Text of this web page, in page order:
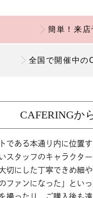
簡単！来店
全国で開催中の
CAFERINGか
である本通り内に位置
スタッフのキャラクタ
切にした丁寧できめ細
ァンになった」といっ